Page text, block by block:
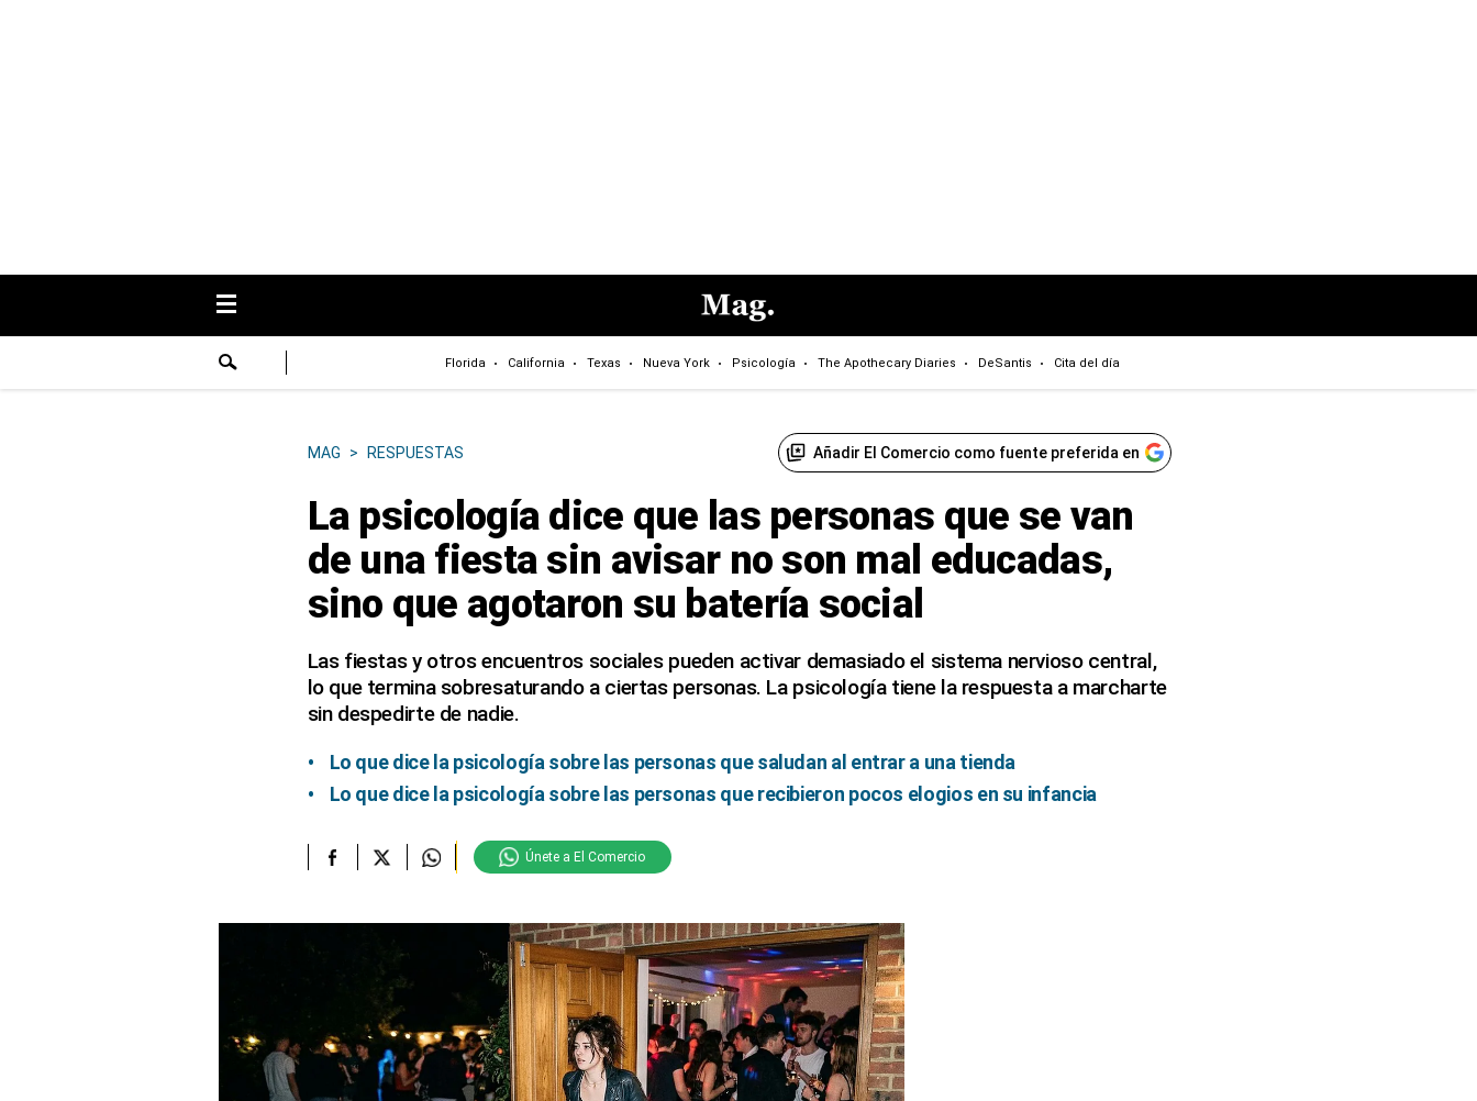
Florida California Texas Nueva York Psicología The Apothecary Diaries DeSantis Cita del día
MAG > RESPUESTAS Añadir El Comercio como fuente preferida en
La psicología dice que las personas que se van
de una fiesta sin avisar no son mal educadas,
sino que agotaron su batería social
Las fiestas y otros encuentros sociales pueden activar demasiado el sistema nervioso central,
lo que termina sobresaturando a ciertas personas. La psicología tiene la respuesta a marcharte
sin despedirte de nadie.
Lo que dice la psicología sobre las personas que saludan al entrar a una tienda
Lo que dice la psicología sobre las personas que recibieron pocos elogios en su infancia
Únete a El Comercio